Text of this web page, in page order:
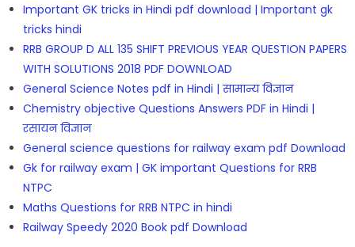
Important GK tricks in Hindi pdf download | Important gk
tricks hindi
RRB GROUP D ALL 135 SHIFT PREVIOUS YEAR QUESTION PAPERS
WITH SOLUTIONS 2018 PDF DOWNLOAD
General Science Notes pdf in Hindi | सामान्य विज्ञान
Chemistry objective Questions Answers PDF in Hindi |
रसायन विज्ञान
General science questions for railway exam pdf Download
Gk for railway exam | GK important Questions for RRB
NTPC
Maths Questions for RRB NTPC in hindi
Railway Speedy 2020 Book pdf Download